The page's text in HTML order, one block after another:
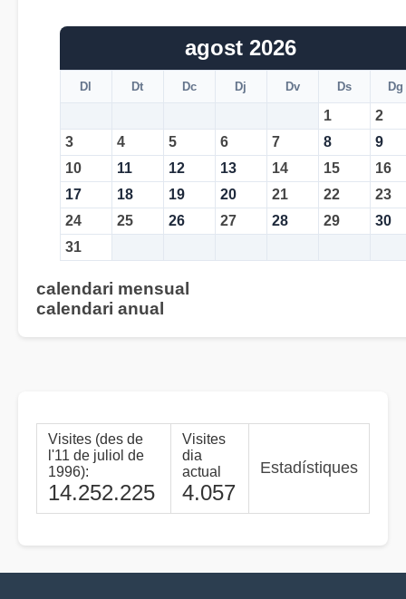
agost 2026
Dl Dt Dc Dj Dv Ds Dg
1
2
3
4 5 6 7 8
9
10
11 12 13 14 15
16
17
18 19 20 21 22
23
24
25 26 27 28 29
30
31
calendari mensual
calendari anual
Visites (des de
l'11 de juliol de
1996):
14.252.225
Visites
dia
actual
4.057
Estadístiques